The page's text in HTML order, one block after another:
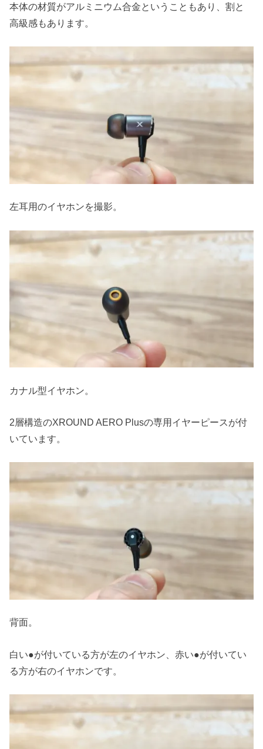
本体の材質がアルミニウム合金ということもあり、割と
高級感もあります。
左耳用のイヤホンを撮影。
カナル型イヤホン。
2層構造のXROUND AERO Plusの専用イヤーピースが付
いています。
背面。
白い●が付いている方が左のイヤホン、赤い●が付いてい
る方が右のイヤホンです。